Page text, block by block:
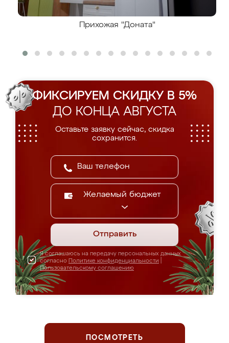
Прихожая "Доната"
ФИКСИРУЕМ СКИДКУ В 5%
ДО КОНЦА АВГУСТА
Оставьте заявку сейчас, скидка
сохранится.
Желаемый бюджет
Отправить
Я соглашаюсь на передачу персональных данных
согласно Политике конфиденциальности
Пользовательскому соглашению
ПОСМОТРЕТЬ